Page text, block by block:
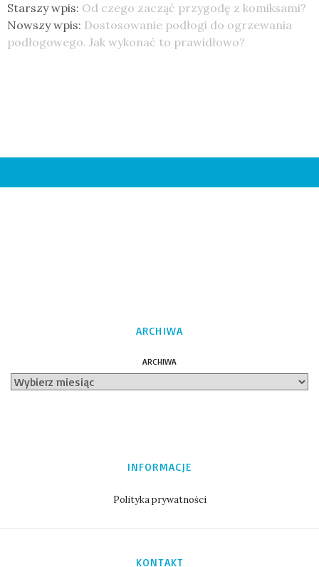
Starszy wpis: Od czego zacząć przygodę z komiksami?
Nowszy wpis: Dostosowanie podłogi do ogrzewania
podłogowego. Jak wykonać to prawidłowo?
ARCHIWA
ARCHIWA
INFORMACJE
Polityka prywatności
KONTAKT